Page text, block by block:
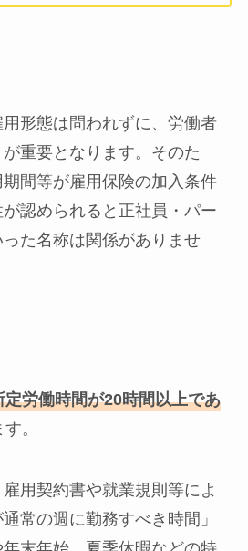
形態は問われずに、労働者
重要となります。そのた
間等が雇用保険の加入条件
認められると正社員・パー
った名称は関係がありませ
定労働時間が20時間以上であ
。
用契約書や就業規則等によ
常の週に勤務すべき時間」